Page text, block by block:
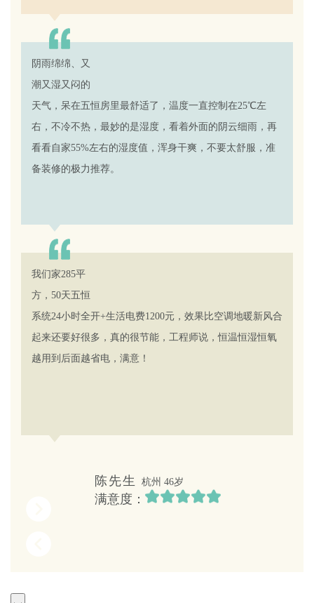
阴雨绵绵、又
潮又湿又闷的
天气，呆在五恒 房里最舒适了，温度一直控制在25℃左
右，不冷不热，最妙的是湿度，看着外面的阴云细雨，再
看看自家55%左右的湿度值，浑身干爽，不要太舒服，准
备装修的极力推荐。
我们家285平
方，50天五恒
系统24小时全开+生活电费1200元，效果比空调地暖新风合
起来还要好很多，真的很节能，工程师说，恒温恒湿恒氧
越用到后面越省电，满意！
陈先生 杭州 46岁
满意度：